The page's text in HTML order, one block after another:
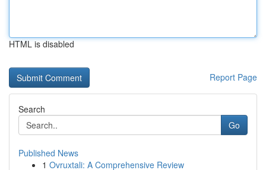
HTML is disabled
Report Page
Search
Go
Published News
1 Ovruxtali: A Comprehensive Review